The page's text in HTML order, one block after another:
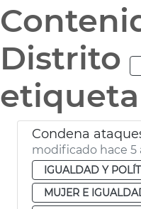
Distrito
etiqueta
Condena
modificado hace 5
IGUALDAD Y
MUJER E